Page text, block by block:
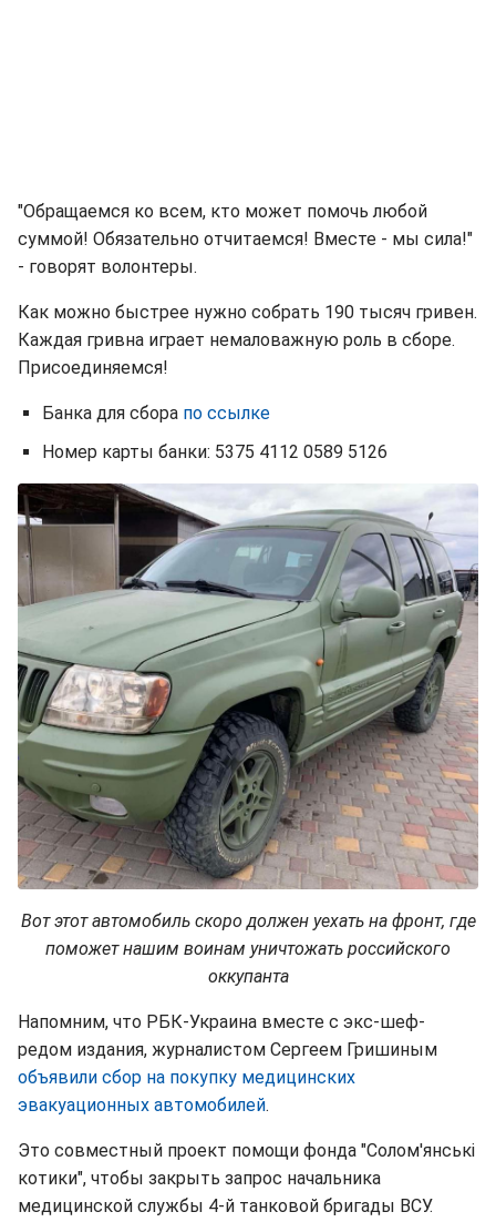
"Обращаемся ко всем, кто может помочь любой
суммой! Обязательно отчитаемся! Вместе - мы сила!"
- говорят волонтеры.
Как можно быстрее нужно собрать 190 тысяч гривен.
Каждая гривна играет немаловажную роль в сборе.
Присоединяемся!
Банка для сбора по ссылке
Номер карты банки: 5375 4112 0589 5126
Вот этот автомобиль скоро должен уехать на фронт, где
поможет нашим воинам уничтожать российского
оккупанта
Напомним, что РБК-Украина вместе с экс-шеф-
редом издания, журналистом Сергеем Гришиным
объявили сбор на покупку медицинских
эвакуационных автомобилей.
Это совместный проект помощи фонда "Солом'янські
котики", чтобы закрыть запрос начальника
медицинской службы 4-й танковой бригады ВСУ.